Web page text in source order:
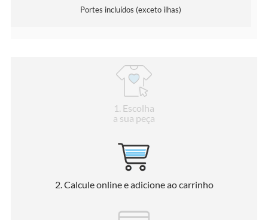
Portes incluídos (exceto ilhas)
1 . Escolha
a sua peça
2. Calcule online e adicione ao carrinho